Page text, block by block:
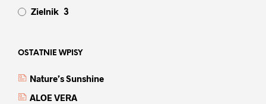
Zielnik 3
OSTATNIE WPISY
Nature’s Sunshine
ALOE VERA